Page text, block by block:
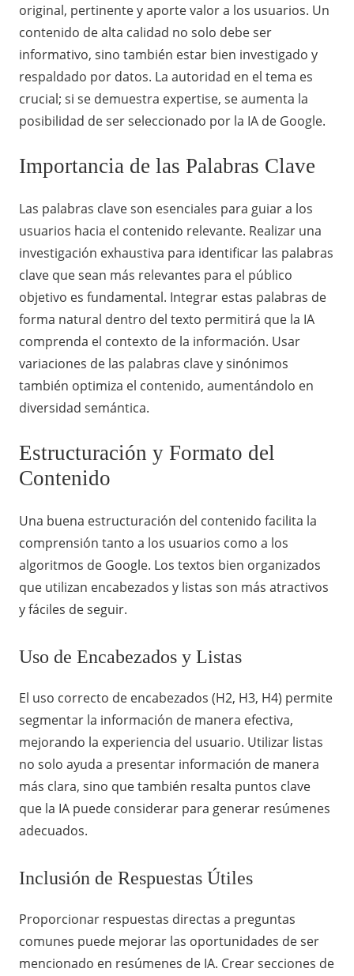
original, pertinente y aporte valor a los usuarios. Un
contenido de alta calidad no solo debe ser
informativo, sino también estar bien investigado y
respaldado por datos. La autoridad en el tema es
crucial; si se demuestra expertise, se aumenta la
posibilidad de ser seleccionado por la IA de Google.
Importancia de las Palabras Clave
Las palabras clave son esenciales para guiar a los
usuarios hacia el contenido relevante. Realizar una
investigación exhaustiva para identificar las palabras
clave que sean más relevantes para el público
objetivo es fundamental. Integrar estas palabras de
forma natural dentro del texto permitirá que la IA
comprenda el contexto de la información. Usar
variaciones de las palabras clave y sinónimos
también optimiza el contenido, aumentándolo en
diversidad semántica.
Estructuración y Formato del
Contenido
Una buena estructuración del contenido facilita la
comprensión tanto a los usuarios como a los
algoritmos de Google. Los textos bien organizados
que utilizan encabezados y listas son más atractivos
y fáciles de seguir.
Uso de Encabezados y Listas
El uso correcto de encabezados (H2, H3, H4) permite
segmentar la información de manera efectiva,
mejorando la experiencia del usuario. Utilizar listas
no solo ayuda a presentar información de manera
más clara, sino que también resalta puntos clave
que la IA puede considerar para generar resúmenes
adecuados.
Inclusión de Respuestas Útiles
Proporcionar respuestas directas a preguntas
comunes puede mejorar las oportunidades de ser
mencionado en resúmenes de IA. Crear secciones de